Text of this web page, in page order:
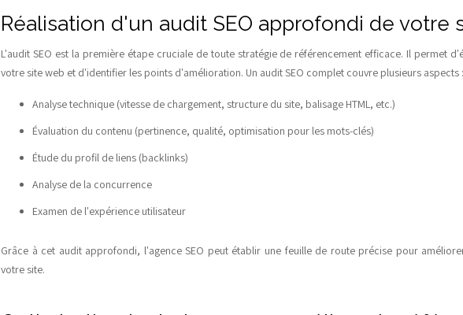
Réalisation d'un audit SEO approfondi de votre
L'audit SEO est la première étape cruciale de toute stratégie de référencement efficace. Il permet
votre site web et d'identifier les points d'amélioration. Un audit SEO complet couvre plusieurs aspects :
Analyse technique (vitesse de chargement, structure du site, balisage HTML, etc.)
Évaluation du contenu (pertinence, qualité, optimisation pour les mots-clés)
Étude du profil de liens (backlinks)
Analyse de la concurrence
Examen de l'expérience utilisateur
Grâce à cet audit approfondi, l'agence SEO peut établir une feuille de route précise pour
votre site.